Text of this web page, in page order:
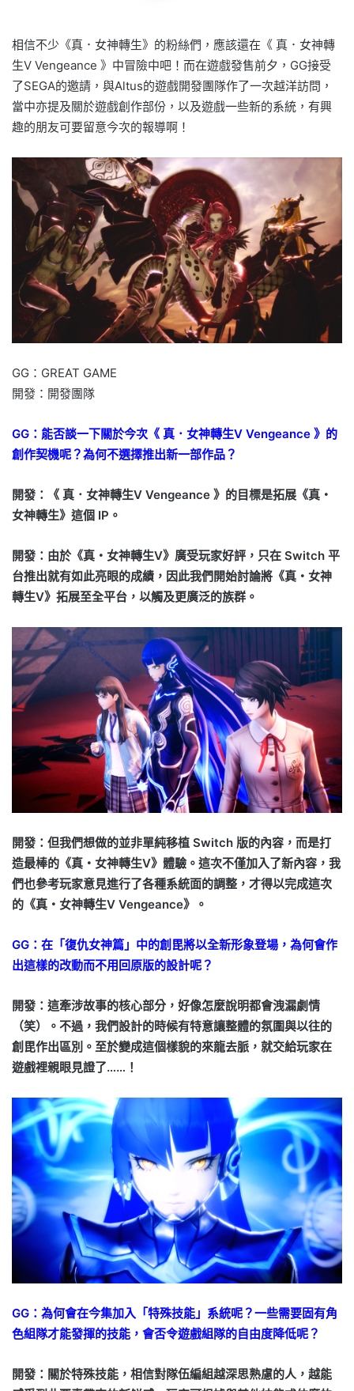
相信不少《真．女神轉生》的粉絲們，應該還在《 真．女神轉
生Ⅴ Vengeance 》中冒險中吧！而在遊戲發售前夕，GG接受
了SEGA的邀請，與Altus的遊戲開發團隊作了一次越洋訪問，
當中亦提及關於遊戲創作部份，以及遊戲一些新的系統，有興
趣的朋友可要留意今次的報導啊！
GG：GREAT GAME
開發：開發團隊
GG：能否談一下關於今次《 真．女神轉生Ⅴ Vengeance 》的
創作契機呢？為何不選擇推出新一部作品？
開發：《 真．女神轉生Ⅴ Vengeance 》的目標是拓展《真・
女神轉生》這個 IP。
開發：由於《真・女神轉生Ⅴ》廣受玩家好評，只在 Switch 平
台推出就有如此亮眼的成績，因此我們開始討論將《真・女神
轉生Ⅴ》拓展至全平台，以觸及更廣泛的族群。
開發：但我們想做的並非單純移植 Switch 版的內容，而是打
造最棒的《真・女神轉生Ⅴ》體驗。這次不僅加入了新內容，我
們也參考玩家意見進行了各種系統面的調整，才得以完成這次
的《真・女神轉生Ⅴ Vengeance》。
GG：在「復仇女神篇」中的創毘將以全新形象登場，為何會作
出這樣的改動而不用回原版的設計呢？
開發：這牽涉故事的核心部分，好像怎麼說明都會洩漏劇情
（笑）。不過，我們設計的時候有特意讓整體的氛圍與以往的
創毘作出區別。至於變成這個樣貌的來龍去脈，就交給玩家在
遊戲裡親眼見證了……！
GG：為何會在今集加入「特殊技能」系統呢？一些需要固有角
色組隊才能發揮的技能，會否令遊戲組隊的自由度降低呢？
開發：關於特殊技能，相信對隊伍編組越深思熟慮的人，越能